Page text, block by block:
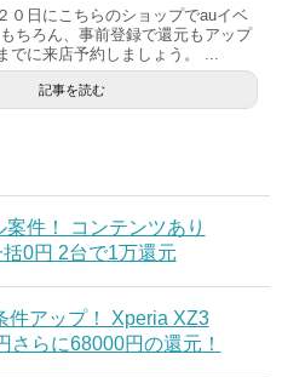
０日にこちらのショップでauイベ
ちろん、事前登録で還元もアップ
でに来店予約しましょう。 ...
記事を読む
案件！ コンテンツあり
0円 2台で1万還元
件アップ！ Xperia XZ3
さらに68000円の還元！